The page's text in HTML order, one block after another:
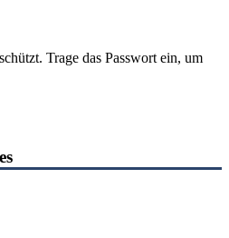
Trage das Passwort ein, um